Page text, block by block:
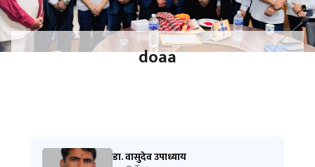
doaa
डा. वासुदेव उपाध्याय